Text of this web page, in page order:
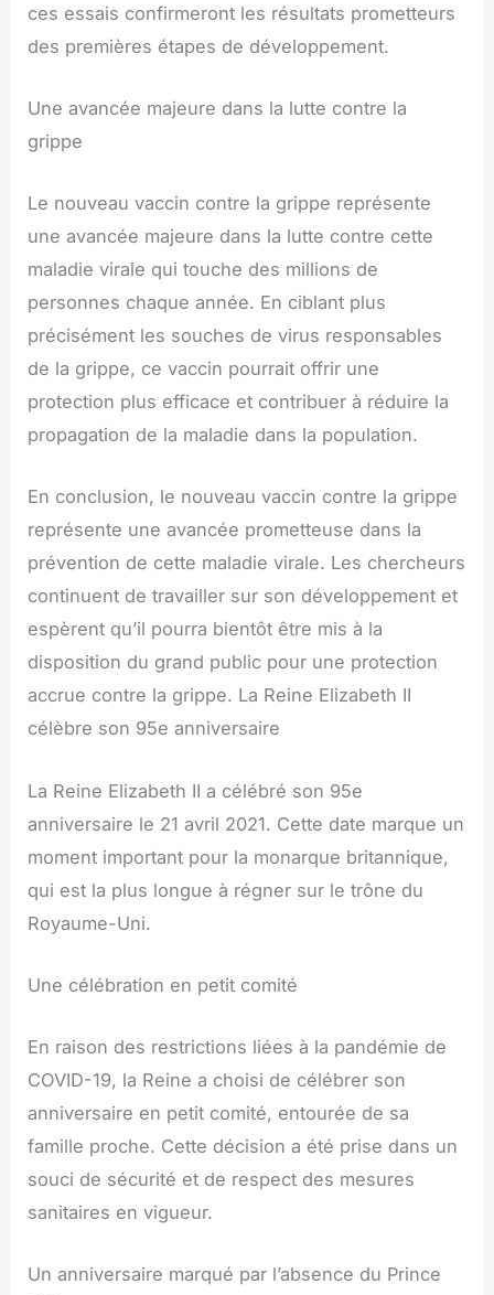
ces essais confirmeront les résultats prometteurs
des premières étapes de développement.
Une avancée majeure dans la lutte contre la
grippe
Le nouveau vaccin contre la grippe représente
une avancée majeure dans la lutte contre cette
maladie virale qui touche des millions de
personnes chaque année. En ciblant plus
précisément les souches de virus responsables
de la grippe, ce vaccin pourrait offrir une
protection plus efficace et contribuer à réduire la
propagation de la maladie dans la population.
En conclusion, le nouveau vaccin contre la grippe
représente une avancée prometteuse dans la
prévention de cette maladie virale. Les chercheurs
continuent de travailler sur son développement et
espèrent qu’il pourra bientôt être mis à la
disposition du grand public pour une protection
accrue contre la grippe. La Reine Elizabeth II
célèbre son 95e anniversaire
La Reine Elizabeth II a célébré son 95e
anniversaire le 21 avril 2021. Cette date marque un
moment important pour la monarque britannique,
qui est la plus longue à régner sur le trône du
Royaume-Uni.
Une célébration en petit comité
En raison des restrictions liées à la pandémie de
COVID-19, la Reine a choisi de célébrer son
anniversaire en petit comité, entourée de sa
famille proche. Cette décision a été prise dans un
souci de sécurité et de respect des mesures
sanitaires en vigueur.
Un anniversaire marqué par l’absence du Prince